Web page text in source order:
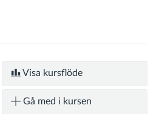
Visa kursflöde
Gå med i kursen